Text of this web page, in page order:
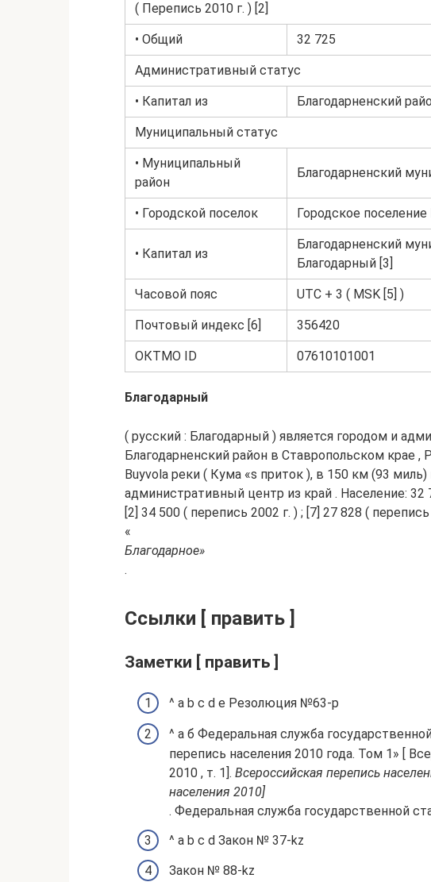
( Перепись 2010 г. ) [2]
• Общий 32 725
Административный статус
• Капитал из Благодарненский
Муниципальный статус
• Муниципальный
район
Благодарненский
• Городской поселок Городское
• Капитал из
Благодарненский
Благодарный [3]
Часовой пояс UTC + 3 ( MSK [5] )
Почтовый индекс [6] 356420
ОКТМО ID 07610101001
Благодарный
( русский : Благодарный ) является городом и
Благодарненский район в Ставропольском крае
Buyvola реки ( Кума «s приток ), в 150 км (93
административный центр из край . Население: 32
[2] 34 500 ( перепись 2002 г. ) ; [7] 27 828 (
«
Благодарное»
.
Ссылки [ править ]
Заметки [ править ]
^ a b c d e Резолюция №63-p
^ а б Федеральная служба
перепись населения 2010 года. Том 1» [
2010 , т. 1]. Всероссийская перепись
населения 2010]
. Федеральная служба государственной
^ a b c d Закон № 37-kz
Закон № 88-kz